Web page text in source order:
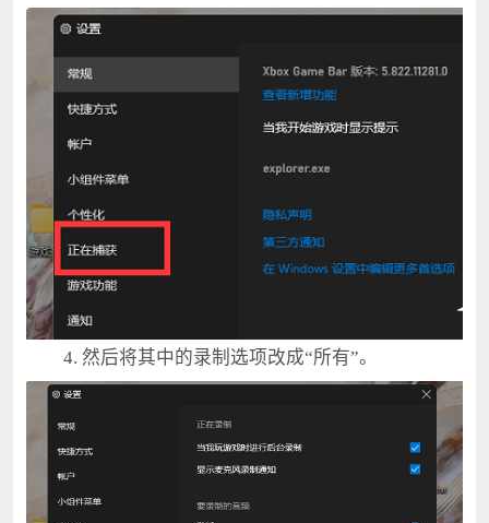
4. 然后将其中的录制选项改成“所有”。